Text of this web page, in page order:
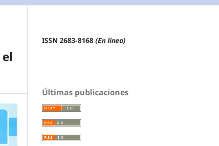
ISSN 2683-8168 (En línea)
Últimas publicaciones